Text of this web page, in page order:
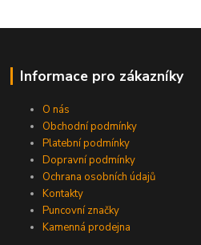
Informace pro zákazníky
O nás
Obchodní podmínky
Platební podmínky
Dopravní podmínky
Ochrana osobních údajů
Kontakty
Puncovní značky
Kamenná prodejna